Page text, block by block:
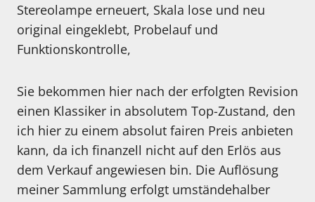
Stereolampe erneuert, Skala lose und neu
original eingeklebt, Probelauf und
Funktionskontrolle,
Sie bekommen hier nach der erfolgten Revision
einen Klassiker in absolutem Top-Zustand, den
ich hier zu einem absolut fairen Preis anbieten
kann, da ich finanzell nicht auf den Erlös aus
dem Verkauf angewiesen bin. Die Auflösung
meiner Sammlung erfolgt umständehalber